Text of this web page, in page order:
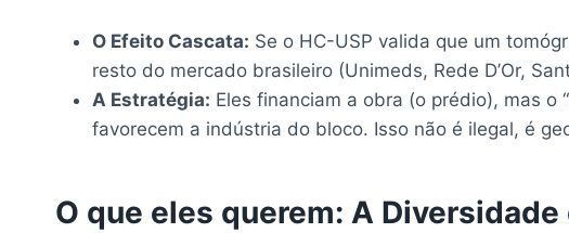
O Efeito Cascata: Se o HC-USP valida que um
resto do mercado brasileiro (Unimeds, Rede D’Or,
A Estratégia: Eles financiam a obra (o prédio), mas o
favorecem a indústria do bloco. Isso não é ilegal, é
O que eles querem: A